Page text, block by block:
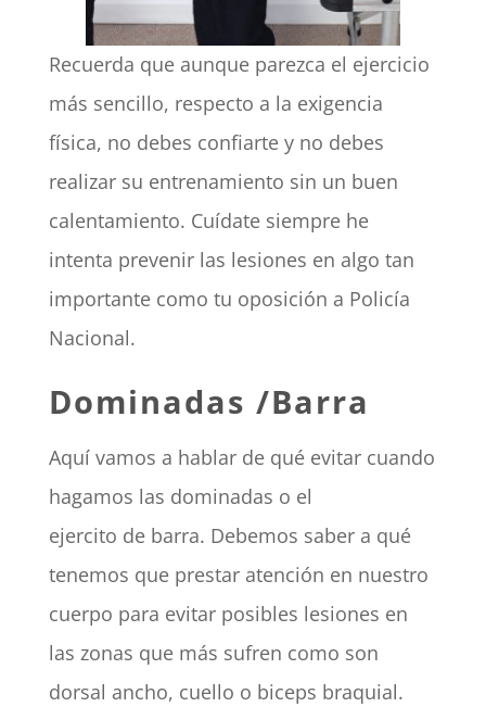
Recuerda que aunque parezca el ejercicio
más sencillo, respecto a la exigencia
física, no debes confiarte y no debes
realizar su entrenamiento sin un buen
calentamiento. Cuídate siempre he
intenta prevenir las lesiones en algo tan
importante como tu oposición a Policía
Nacional.
Dominadas /Barra
Aquí vamos a hablar de qué evitar cuando
hagamos las dominadas o el
ejercito de barra. Debemos saber a qué
tenemos que prestar atención en nuestro
cuerpo para evitar posibles lesiones en
las zonas que más sufren como son
dorsal ancho, cuello o biceps braquial.